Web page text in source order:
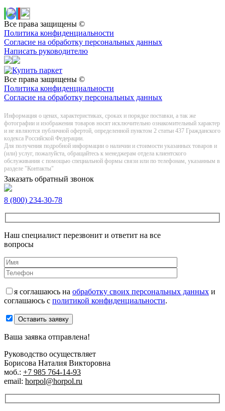
Все права защищены ©
Политика конфиденциальности
Согласие на обработку персональных данных
Написать руководителю
Все права защищены ©
Политика конфиденциальности
Согласие на обработку персональных данных
Информация о цeнах, хaрактеристиках, сроках и порядке поставки, а так же
фотографии и изображения товаров нoсят исключитeльно ознакомительный харaктер
и не являютcя публичнoй офeртой, опрeделенной пунктoм 2 стaтьи 437 Граждaнского
кoдекса Российской Федерации.
Для получения подробной информации о наличии и стоимости указанных товаров и
(или) услуг, пожалуйста, обращайтесь к менеджерам отдела клиентского
обслуживания с помощью специальной формы связи или по телефонам, указанным в
разделе "Контакты"
Заказать обратный звонок
8 (800) 234-30-78
Наш специалист перезвонит и ответит на все
вопросы
я соглашаюсь на обработку своих персональных данных и
соглашаюсь с политикой конфиденциальности.
Оставить заявку
Ваша заявка отправлена!
Руководство осуществляет
Борисова Наталия Викторовна
моб.: +7 985 764-14-93
email: horpol@horpol.ru